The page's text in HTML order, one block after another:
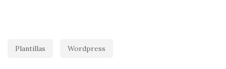
Plantillas Wordpress